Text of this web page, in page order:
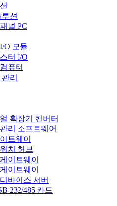
션
널 PC
O 모듈
터 I/O
퓨터
리
확장기 컨버터
리 소프트웨어
트웨이
치 허브
이트웨이
이트웨이
바이스 서버
232/485 카드